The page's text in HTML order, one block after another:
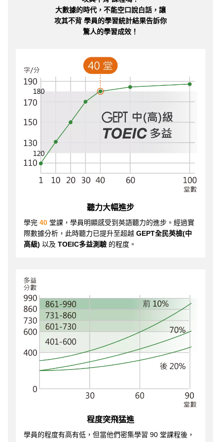
大數據的時代，不能空口說白話，讓
攻其不背 學員的學習統計結果告訴你
驚人的學習成效！
聽力大幅進步
學完 40 堂課，學員明顯感受到英語聽力的進步。經過實
際數據分析，此時聽力已提升至超越 GEPT全民英檢(中
高級) 以及 TOEIC多益測驗 的程度。
程度突飛猛進
學員的程度有高有低，但當他們密集學習 90 堂課程後，